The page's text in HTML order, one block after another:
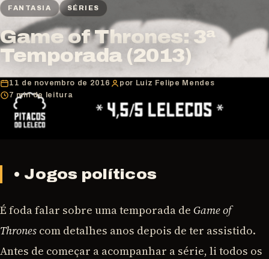
FANTASIA SÉRIES
Game of Thrones: 3ª
Temporada (2013)
11 de novembro de 2016
por Luiz Felipe Mendes
7 min de leitura
• Jogos políticos
É foda falar sobre uma temporada de Game of
Thrones com detalhes anos depois de ter assistido.
Antes de começar a acompanhar a série, li todos os